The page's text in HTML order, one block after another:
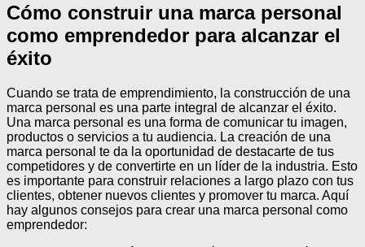
Cómo construir una marca personal
como emprendedor para alcanzar el
éxito
Cuando se trata de emprendimiento, la construcción de una
marca personal es una parte integral de alcanzar el éxito.
Una marca personal es una forma de comunicar tu imagen,
productos o servicios a tu audiencia. La creación de una
marca personal te da la oportunidad de destacarte de tus
competidores y de convertirte en un líder de la industria. Esto
es importante para construir relaciones a largo plazo con tus
clientes, obtener nuevos clientes y promover tu marca. Aquí
hay algunos consejos para crear una marca personal como
emprendedor: